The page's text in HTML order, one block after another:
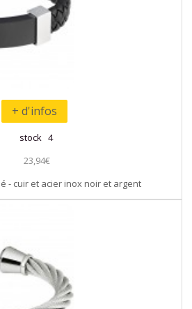
+ d'infos
stock 4
23,94€
- cuir et acier inox noir et argent